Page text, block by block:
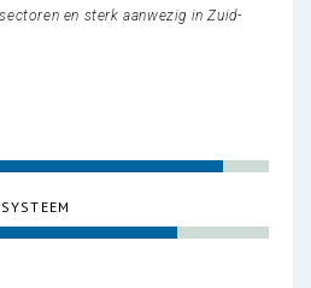
en sterk aanwezig in Zuid-